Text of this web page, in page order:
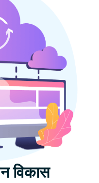
विकास